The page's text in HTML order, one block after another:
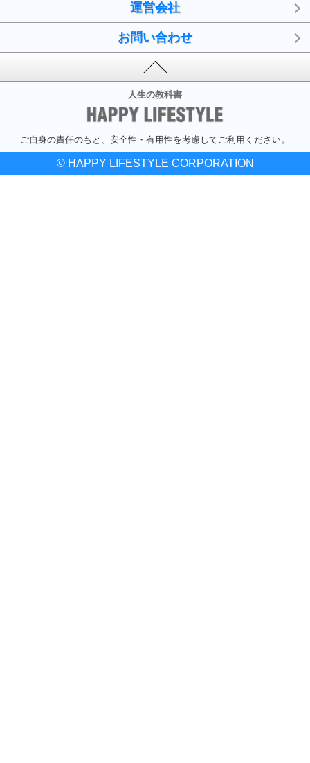
運営会社
お問い合わせ
人生の教科書
ご自身の責任のもと、安全性・有用性を考慮してご利用ください。
© HAPPY LIFESTYLE CORPORATION